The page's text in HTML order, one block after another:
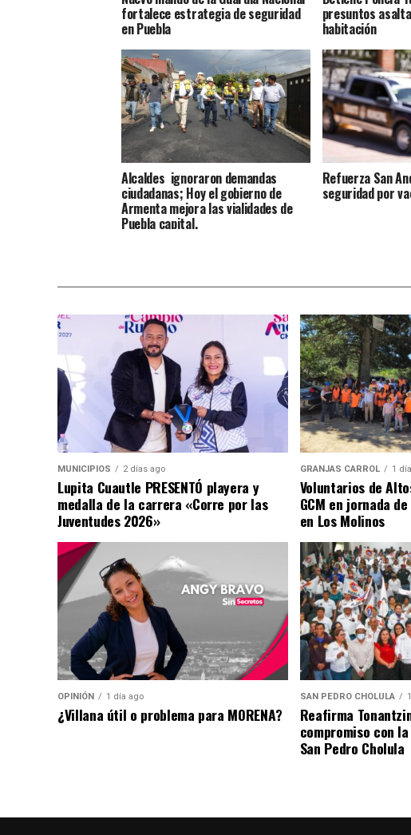
fortalece estrategia de seguridad
en Puebla
presuntos
habitación
Alcaldes ignoraron demandas
ciudadanas; Hoy el gobierno de
Armenta mejora las vialidades de
Puebla capital.
Refuerza San
seguridad por
MUNICIPIOS 2 días ago
Lupita Cuautle PRESENTÓ playera y
medalla de la carrera «Corre por las
Juventudes 2026»
GRANJAS CARROL 1
Voluntarios de
GCM en jornada
en Los Molinos
OPINIÓN 1 día ago
¿Villana útil o problema para MORENA?
SAN PEDRO CHOLULA
Reafirma
compromiso con
San Pedro Cholula